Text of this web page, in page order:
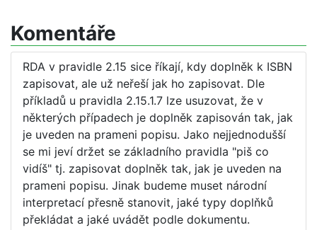
Komentáře
RDA v pravidle 2.15 sice říkají, kdy doplněk k ISBN
zapisovat, ale už neřeší jak ho zapisovat. Dle
příkladů u pravidla 2.15.1.7 lze usuzovat, že v
některých případech je doplněk zapisován tak, jak
je uveden na prameni popisu. Jako nejjednodušší
se mi jeví držet se základního pravidla "piš co
vidíš" tj. zapisovat doplněk tak, jak je uveden na
prameni popisu. Jinak budeme muset národní
interpretací přesně stanovit, jaké typy doplňků
překládat a jaké uvádět podle dokumentu.